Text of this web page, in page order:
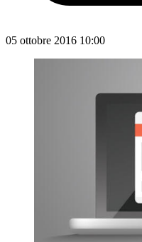
05 ottobre 2016 10:00